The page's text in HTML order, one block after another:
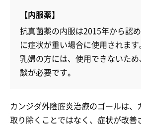
【内服薬】
抗真菌薬の内服は2015年から認
に症状が重い場合に使用されま
乳婦の方には、使用できないた
談が必要です。
カンジダ外陰腟炎治療のゴールは、
取り除くことではなく、症状が改善